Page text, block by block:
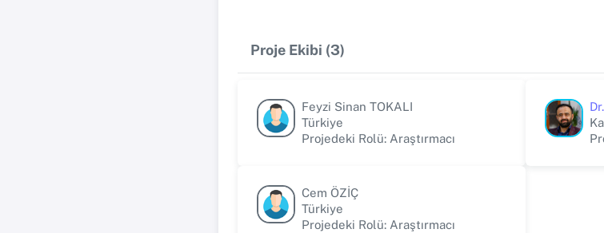
Proje Ekibi (3)
Feyzi Sinan TOKALI
Türkiye
Projedeki Rolü: Araştırmacı
Cem ÖZİÇ
Türkiye
Projedeki Rolü: Araştırmacı